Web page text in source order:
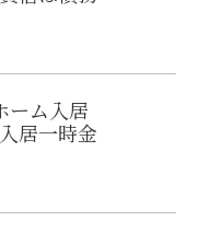
ーム入居
居一時金